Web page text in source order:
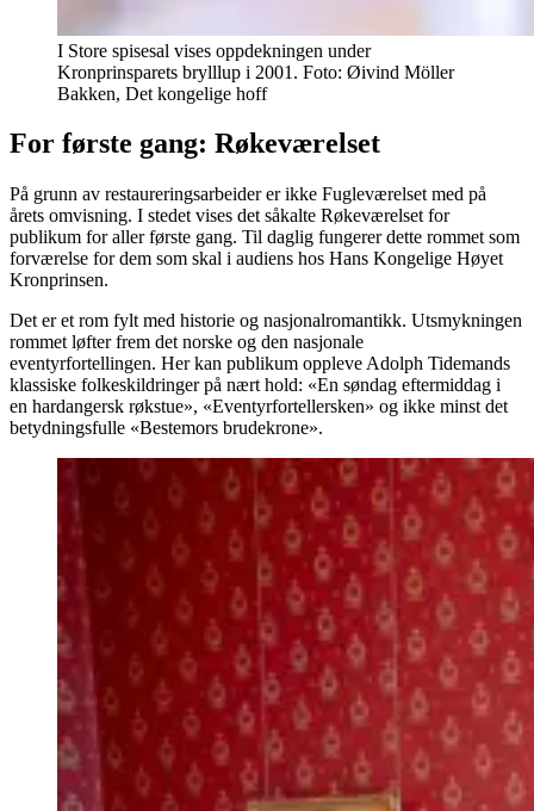
I Store spisesal vises oppdekningen under
Kronprinsparets brylllup i 2001. Foto: Øivind Möller
Bakken, Det kongelige hoff
For første gang: Røkeværelset
På grunn av restaureringsarbeider er ikke Fugleværelset med på
årets omvisning. I stedet vises det såkalte Røkeværelset for
publikum for aller første gang. Til daglig fungerer dette rommet som
forværelse for dem som skal i audiens hos Hans Kongelige Høyet
Kronprinsen.
Det er et rom fylt med historie og nasjonalromantikk. Utsmykningen
rommet løfter frem det norske og den nasjonale
eventyrfortellingen. Her kan publikum oppleve Adolph Tidemands
klassiske folkeskildringer på nært hold: «En søndag eftermiddag i
en hardangersk røkstue», «Eventyrfortellersken» og ikke minst det
betydningsfulle «Bestemors brudekrone».